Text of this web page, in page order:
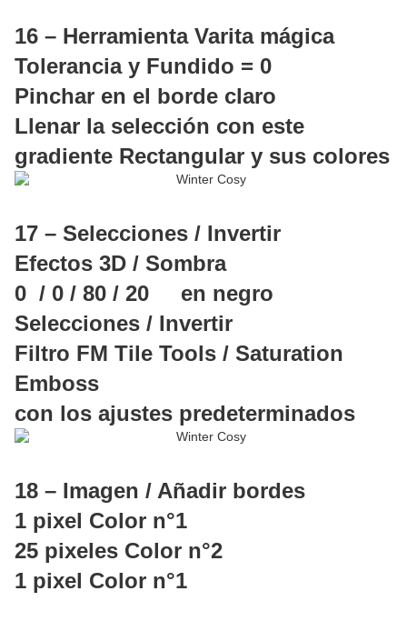
16 – Herramienta Varita mágica
Tolerancia y Fundido = 0
Pinchar en el borde claro
Llenar la selección con este
gradiente Rectangular y sus colores
17 – Selecciones / Invertir
Efectos 3D / Sombra
0 / 0 / 80 / 20 en negro
Selecciones / Invertir
Filtro FM Tile Tools / Saturation
Emboss
con los ajustes predeterminados
18 – Imagen / Añadir bordes
1 pixel Color n°1
25 pixeles Color n°2
1 pixel Color n°1